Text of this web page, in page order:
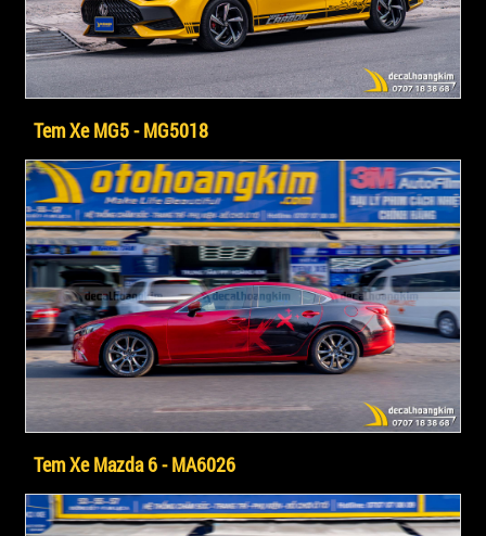
Tem Xe MG5 - MG5018
Tem Xe Mazda 6 - MA6026